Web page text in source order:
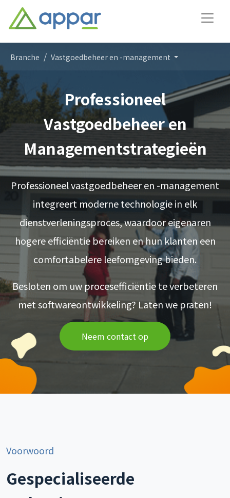
Branche Vastgoedbeheer en -management
Professioneel
Vastgoedbeheer en
Managementstrategieën
Professioneel vastgoedbeheer en -management
integreert moderne technologie in elk
dienstverleningsproces, waardoor eigenaren
hogere efficiëntie bereiken en hun klanten een
comfortabelere leefomgeving bieden.
Besloten om uw procesefficiëntie te verbeteren
met softwareontwikkeling? Laten we praten!
Neem contact op
Voorwoord
Gespecialiseerde